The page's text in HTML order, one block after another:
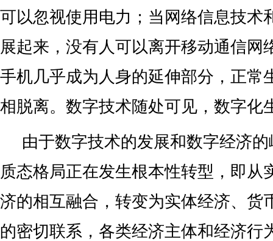
可以忽视使用电力；当网络信息技术
展起来，没有人可以离开移动通信网
手机几乎成为人身的延伸部分，正常
相脱离。数字技术随处可见，数字化
由于数字技术的发展和数字经济
质态格局正在发生根本性转型，即从
济的相互融合，转变为实体经济、货
的密切联系，各类经济主体和经济行